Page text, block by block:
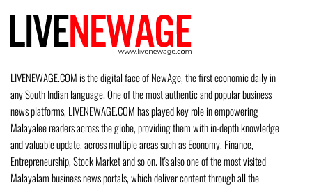
LIVENEWAGE.COM is the digital face of NewAge, the first economic daily in
any South Indian language. One of the most authentic and popular business
news platforms, LIVENEWAGE.COM has played key role in empowering
Malayalee readers across the globe, providing them with in-depth knowledge
and valuable update, across multiple areas such as Economy, Finance,
Entrepreneurship, Stock Market and so on. It's also one of the most visited
Malayalam business news portals, which deliver content through all the